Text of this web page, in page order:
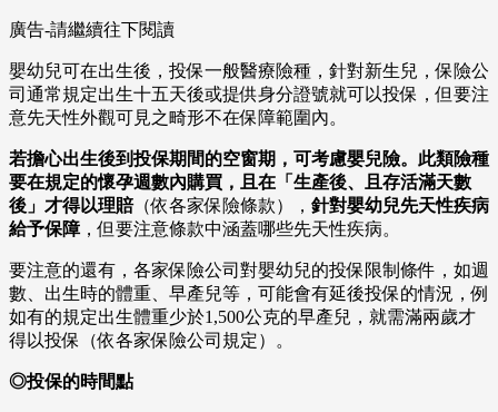
廣告-請繼續往下閱讀
嬰幼兒可在出生後，投保一般醫療險種，針對新生兒，保險公
司通常規定出生十五天後或提供身分證號就可以投保，但要注
意先天性外觀可見之畸形不在保障範圍內。
若擔心出生後到投保期間的空窗期，可考慮嬰兒險。此類險種
要在規定的懷孕週數內購買，且在「生產後、且存活滿天數
後」才得以理賠（依各家保險條款）， 針對嬰幼兒先天性疾病
給予保障，但要注意條款中涵蓋哪些先天性疾病。
要注意的還有，各家保險公司對嬰幼兒的投保限制條件，如週
數、出生時的體重、早產兒等，可能會有延後投保的情況，例
如有的規定出生體重少於1,500公克的早產兒，就需滿兩歲才
得以投保（依各家保險公司規定）。
◎投保的時間點